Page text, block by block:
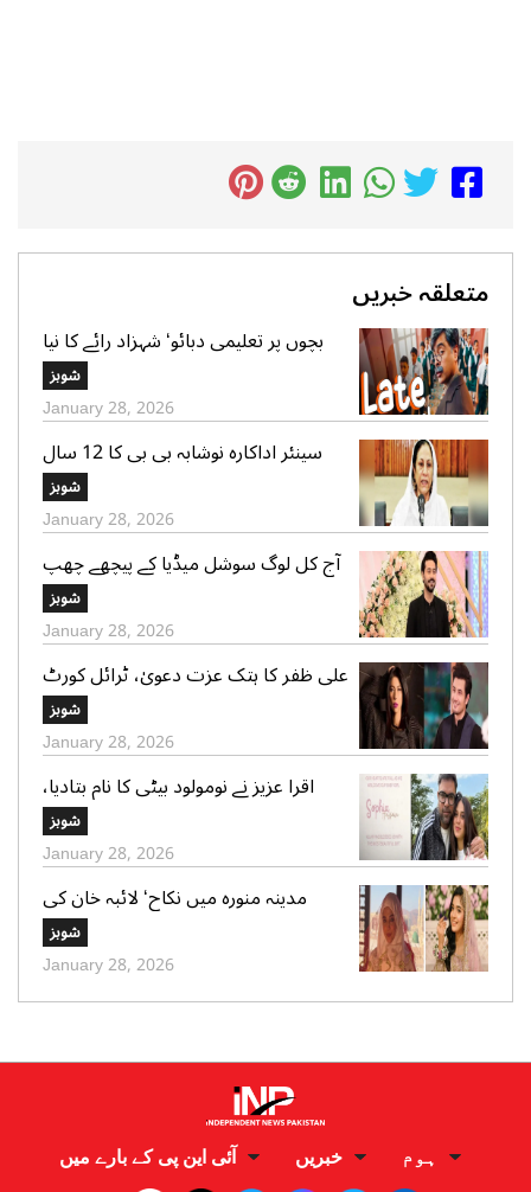
متعلقہ خبریں
بچوں پر تعلیمی دبائو‘ شہزاد رائے کا نیا
گانا سوشل میڈیا پر وائرل
شوبز
January 28, 2026
سینئر اداکارہ نوشابہ بی بی کا 12 سال
کی عمر میں شادی ہونے کا اعتراف
شوبز
January 28, 2026
آج کل لوگ سوشل میڈیا کے پیچھے چھپ
کر ایک دوسرے پر کیچڑ اچھالتے ہیں‘ علی
عباس
شوبز
January 28, 2026
علی ظفر کا ہتک عزت دعویٰ، ٹرائل کورٹ
شوبز
January 28, 2026
اقرا عزیز نے نومولود بیٹی کا نام بتادیا،
مداحوں کی مبارکباد
شوبز
January 28, 2026
مدینہ منورہ میں نکاح‘ لائبہ خان کی
دعائے خیر کی تصاویر بھی وائرل
شوبز
January 28, 2026
ہوم خبریں آئی این پی کے بارے میں